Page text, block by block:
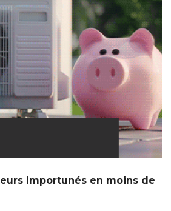
importunés en moins de